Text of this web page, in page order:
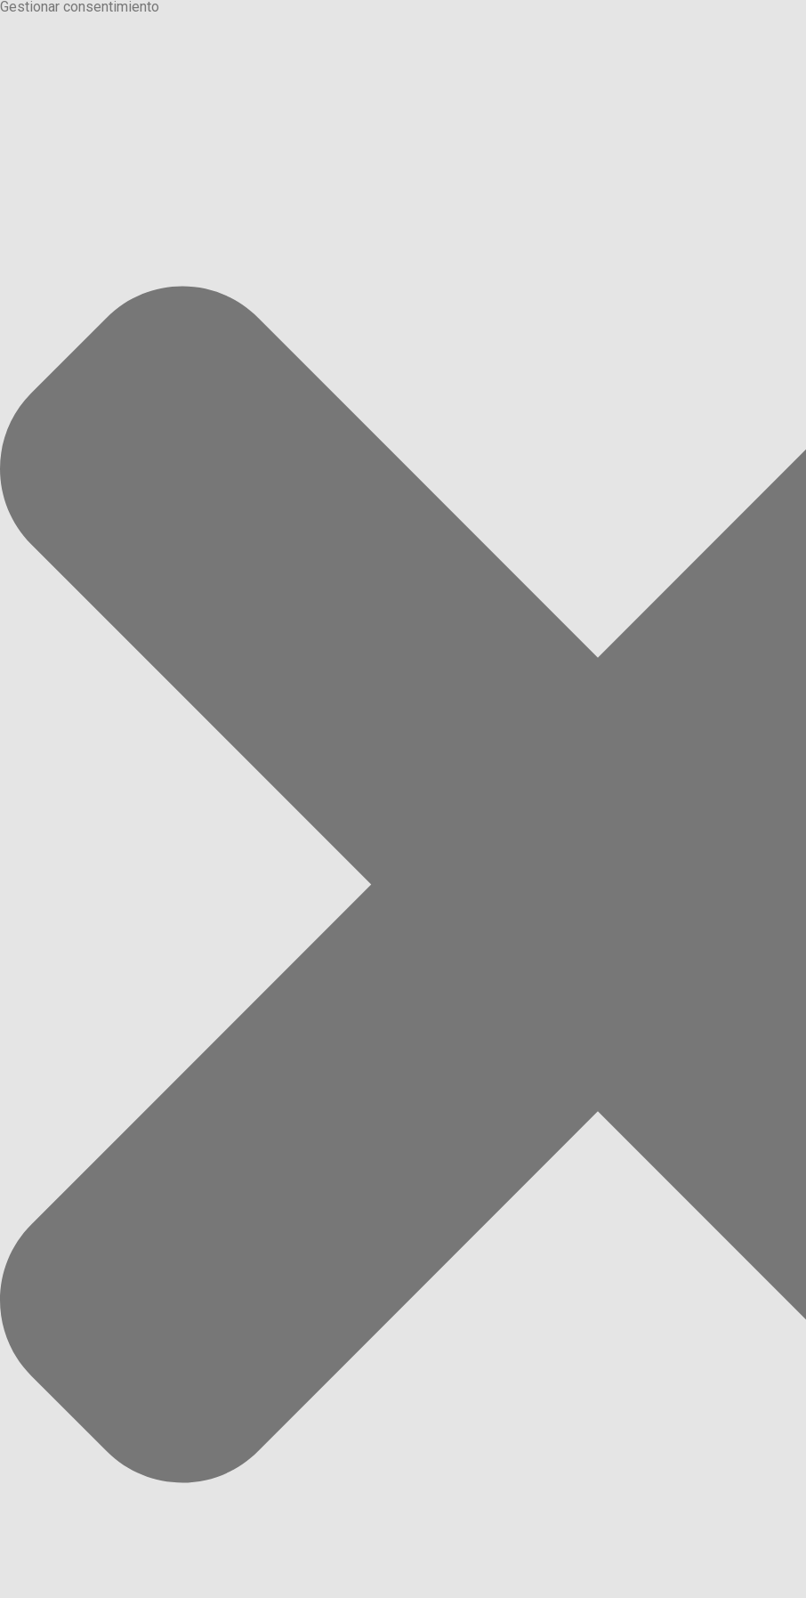
Gestionar consentimiento